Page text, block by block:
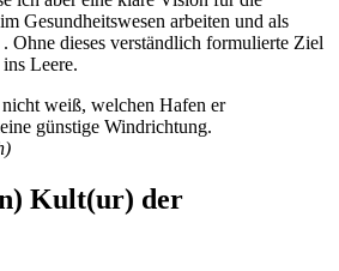
Gesundheitswesen arbeiten und als
Ohne dieses verständlich formulierte Ziel
Leere.
weiß, welchen Hafen er
günstige Windrichtung.
Kult(ur) der